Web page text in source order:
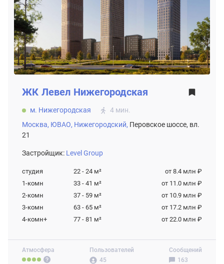
Атмосфера
Пользователей
45
Сообщений
163
ЖК Левел Нижегородская
м. Нижегородская
4 мин.
Москва, ЮВАО, Нижегородский, Перовское шоссе, вл.
21
Застройщик: Level Group
студия 22 - 24 м²
от 8.4 млн ₽
1-комн
33 - 41 м²
от 11.0 млн ₽
2-комн
37 - 59 м²
от 10.9 млн ₽
3-комн
63 - 65 м²
от 17.2 млн ₽
4-комн+
77 - 81 м² от 22.0 млн ₽